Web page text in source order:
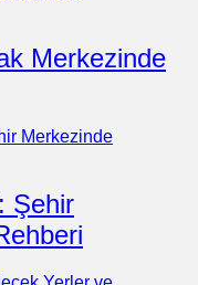
Merkezinde
Şehir